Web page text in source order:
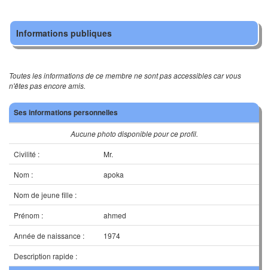
Informations publiques
Toutes les informations de ce membre ne sont pas accessibles car vous
n'êtes pas encore amis.
Ses informations personnelles
Aucune photo disponible pour ce profil.
Civilité :
Mr.
Nom :
apoka
Nom de jeune fille :
Prénom :
ahmed
Année de naissance :
1974
Description rapide :